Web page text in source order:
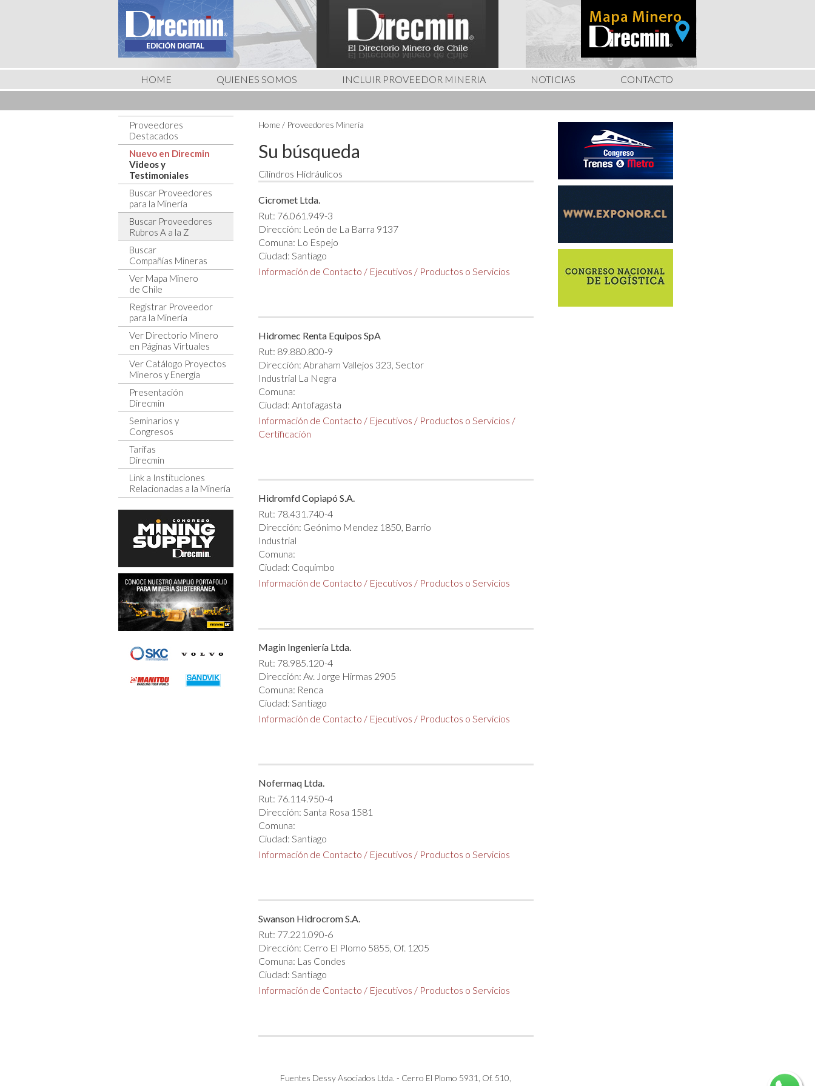
HOME QUIENES SOMOS INCLUIR PROVEEDOR MINERIA NOTICIAS CONTACTO
Proveedores
Destacados
Nuevo en Direcmin
Videos y
Testimoniales
Buscar Proveedores
para la Minería
Buscar Proveedores
Rubros A a la Z
Buscar
Compañías Mineras
Ver Mapa Minero
de Chile
Registrar Proveedor
para la Minería
Ver Directorio Minero
en Páginas Virtuales
Ver Catálogo Proyectos
Mineros y Energía
Presentación
Direcmin
Seminarios y
Congresos
Tarifas
Direcmin
Link a Instituciones
Relacionadas a la Minería
Home / Proveedores Minería
Su búsqueda
Cilindros Hidráulicos
Cicromet Ltda.
Rut: 76.061.949-3
Dirección: León de La Barra 9137
Comuna: Lo Espejo
Ciudad: Santiago
Información de Contacto / Ejecutivos / Productos o Servicios
Hidromec Renta Equipos SpA
Rut: 89.880.800-9
Dirección: Abraham Vallejos 323, Sector
Industrial La Negra
Comuna:
Ciudad: Antofagasta
Información de Contacto / Ejecutivos / Productos o Servicios /
Certificación
Hidromfd Copiapó S.A.
Rut: 78.431.740-4
Dirección: Geónimo Mendez 1850, Barrio
Industrial
Comuna:
Ciudad: Coquimbo
Información de Contacto / Ejecutivos / Productos o Servicios
Magin Ingeniería Ltda.
Rut: 78.985.120-4
Dirección: Av. Jorge Hirmas 2905
Comuna: Renca
Ciudad: Santiago
Información de Contacto / Ejecutivos / Productos o Servicios
Nofermaq Ltda.
Rut: 76.114.950-4
Dirección: Santa Rosa 1581
Comuna:
Ciudad: Santiago
Información de Contacto / Ejecutivos / Productos o Servicios
Swanson Hidrocrom S.A.
Rut: 77.221.090-6
Dirección: Cerro El Plomo 5855, Of. 1205
Comuna: Las Condes
Ciudad: Santiago
Información de Contacto / Ejecutivos / Productos o Servicios
Fuentes Dessy Asociados Ltda. - Cerro El Plomo 5931, Of. 510,